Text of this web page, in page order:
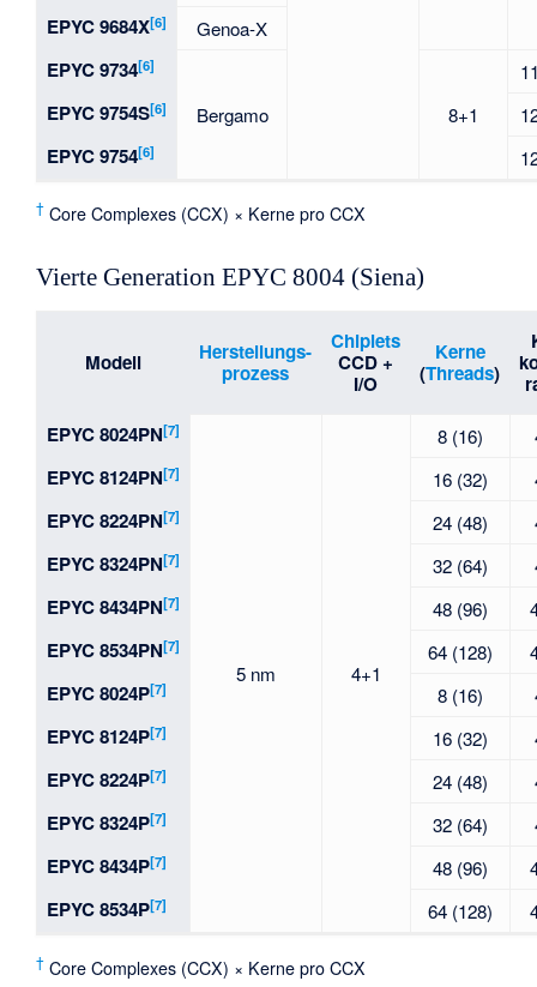
EPYC 9684X[6] Genoa-X
EPYC 9734[6]
Bergamo 8+1
EPYC 9754S[6]
EPYC 9754[6]
† Core Complexes (CCX) × Kerne pro CCX
Vierte Generation EPYC 8004 (Siena)
Modell
Herstellungs-
prozess
Chiplets
CCD +
I/O
Kerne
(Threads)
EPYC 8024PN[7]
5 nm 4+1
8 (16)
EPYC 8124PN[7] 16 (32)
EPYC 8224PN[7] 24 (48)
EPYC 8324PN[7] 32 (64)
EPYC 8434PN[7] 48 (96)
EPYC 8534PN[7] 64 (128)
EPYC 8024P[7] 8 (16)
EPYC 8124P[7] 16 (32)
EPYC 8224P[7] 24 (48)
EPYC 8324P[7] 32 (64)
EPYC 8434P[7] 48 (96)
EPYC 8534P[7] 64 (128)
† Core Complexes (CCX) × Kerne pro CCX